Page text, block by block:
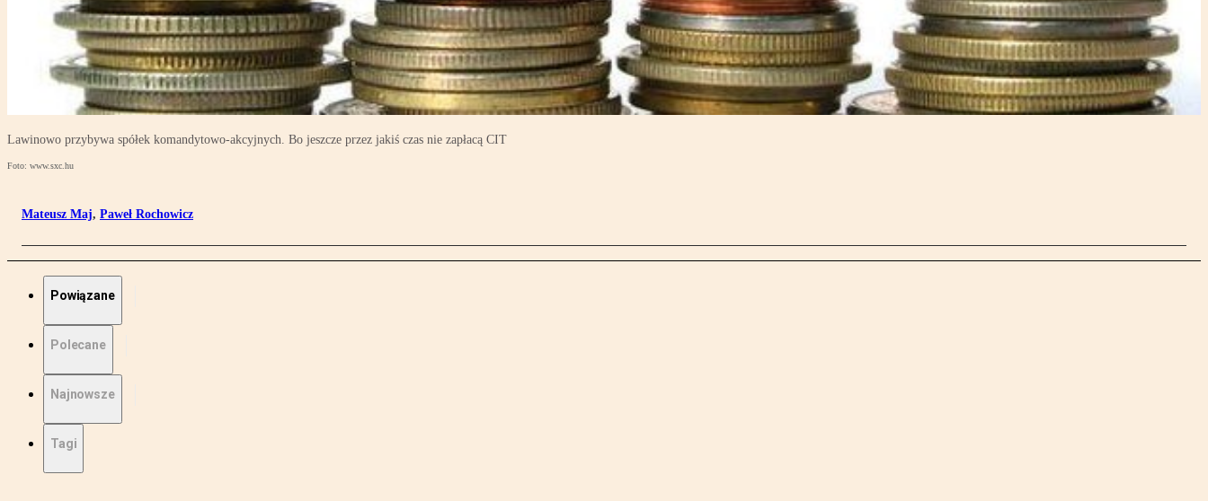
Lawinowo przybywa spółek komandytowo-akcyjnych. Bo jeszcze przez jakiś czas nie zapłacą CIT
Foto: www.sxc.hu
Mateusz Maj, Paweł Rochowicz
Powiązane
Polecane
Najnowsze
Tagi